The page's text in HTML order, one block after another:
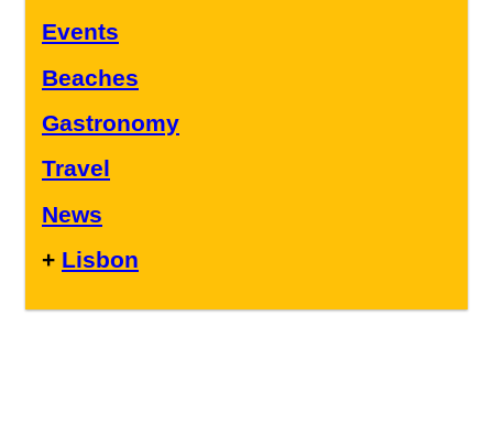
Events
Beaches
Gastronomy
Travel
News
+ Lisbon